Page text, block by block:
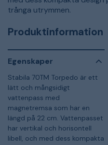
trånga utrymmen.
Produktinformation
Egenskaper
Stabila 70TM Torpedo är ett
lätt och mångsidigt
vattenpass med
magnetremsa som har en
längd på 22 cm. Vattenpasset
har vertikal och horisontell
libell, och med dess kompakta